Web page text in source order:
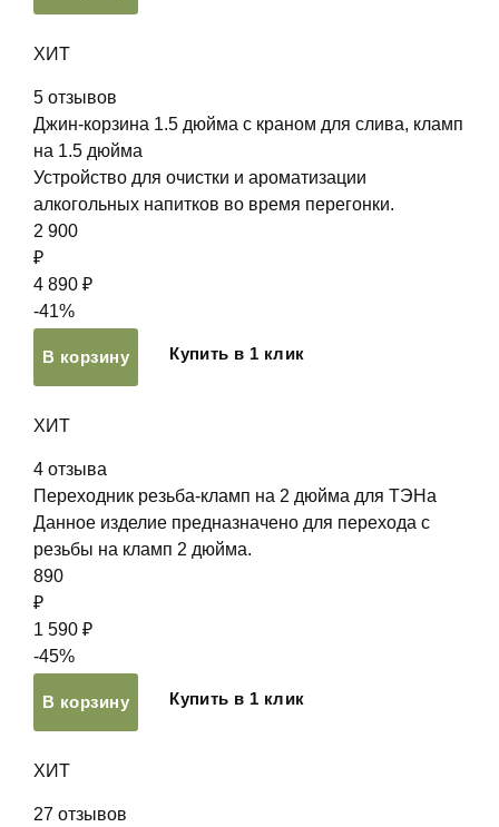
ХИТ
5 отзывов
Джин-корзина 1.5 дюйма с краном для слива, кламп
на 1.5 дюйма
Устройство для очистки и ароматизации
алкогольных напитков во время перегонки.
2 900
₽
4 890 ₽
-41%
В корзину Купить в 1 клик
ХИТ
4 отзыва
Переходник резьба-кламп на 2 дюйма для ТЭНа
Данное изделие предназначено для перехода с
резьбы на кламп 2 дюйма.
890
₽
1 590 ₽
-45%
В корзину Купить в 1 клик
ХИТ
27 отзывов